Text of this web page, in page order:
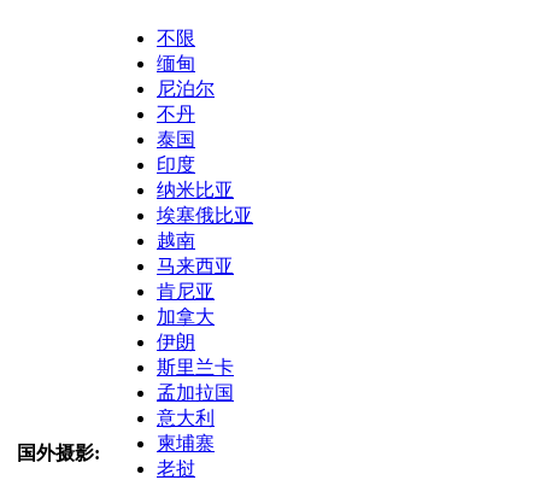
国外摄影:
不限
缅甸
尼泊尔
不丹
泰国
印度
纳米比亚
埃塞俄比亚
越南
马来西亚
肯尼亚
加拿大
伊朗
斯里兰卡
孟加拉国
意大利
柬埔寨
老挝